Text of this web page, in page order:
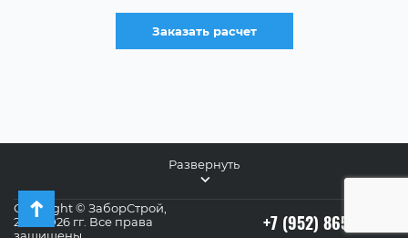
Заказать расчет
Развернуть
Copyright © ЗаборСтрой,
2011-2026 гг. Все права
+7 (952) 865-61-46